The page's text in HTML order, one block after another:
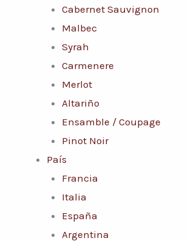
Cabernet Sauvignon
Malbec
Syrah
Carmenere
Merlot
Altariño
Ensamble / Coupage
Pinot Noir
País
Francia
Italia
España
Argentina